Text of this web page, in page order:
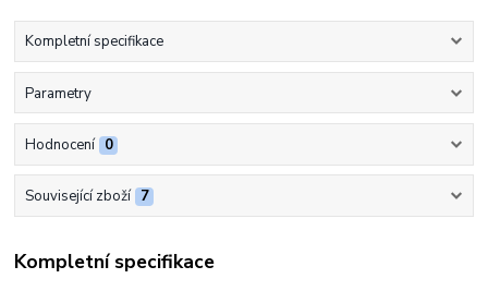
Kompletní specifikace
Parametry
Hodnocení 0
Související zboží 7
Kompletní specifikace